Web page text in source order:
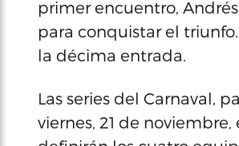
primer encuentro,
para conquistar el
la décima entrada.
Las series del Carnaval,
viernes, 21 de